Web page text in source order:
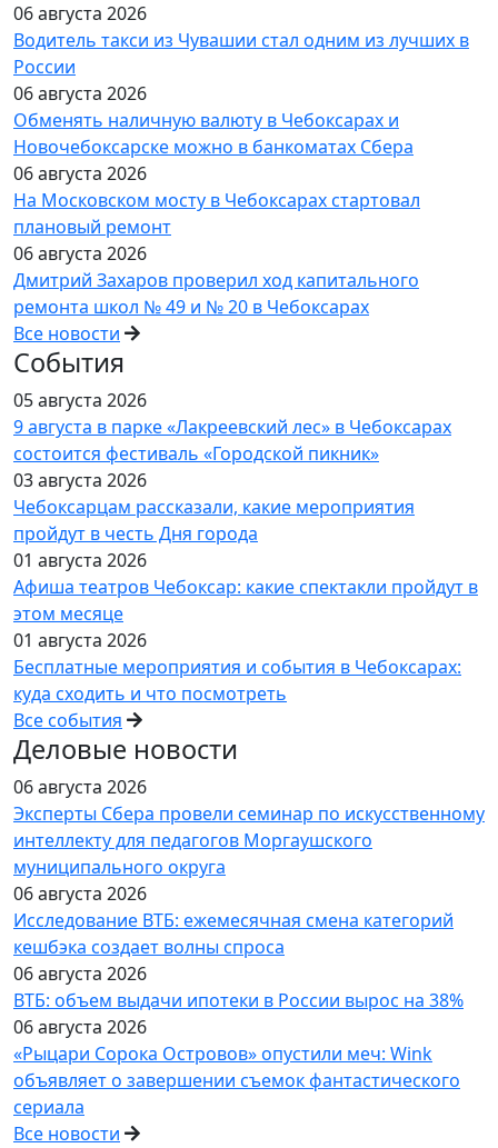
06 августа 2026
Водитель такси из Чувашии стал одним из лучших в
России
06 августа 2026
Обменять наличную валюту в Чебоксарах и
Новочебоксарске можно в банкоматах Сбера
06 августа 2026
На Московском мосту в Чебоксарах стартовал
плановый ремонт
06 августа 2026
Дмитрий Захаров проверил ход капитального
ремонта школ № 49 и № 20 в Чебоксарах
Все новости
События
05 августа 2026
9 августа в парке «Лакреевский лес» в Чебоксарах
состоится фестиваль «Городской пикник»
03 августа 2026
Чебоксарцам рассказали, какие мероприятия
пройдут в честь Дня города
01 августа 2026
Афиша театров Чебоксар: какие спектакли пройдут в
этом месяце
01 августа 2026
Бесплатные мероприятия и события в Чебоксарах:
куда сходить и что посмотреть
Все события
Деловые новости
06 августа 2026
Эксперты Сбера провели семинар по искусственному
интеллекту для педагогов Моргаушского
муниципального округа
06 августа 2026
Исследование ВТБ: ежемесячная смена категорий
кешбэка создает волны спроса
06 августа 2026
ВТБ: объем выдачи ипотеки в России вырос на 38%
06 августа 2026
«Рыцари Сорока Островов» опустили меч: Wink
объявляет о завершении съемок фантастического
сериала
Все новости